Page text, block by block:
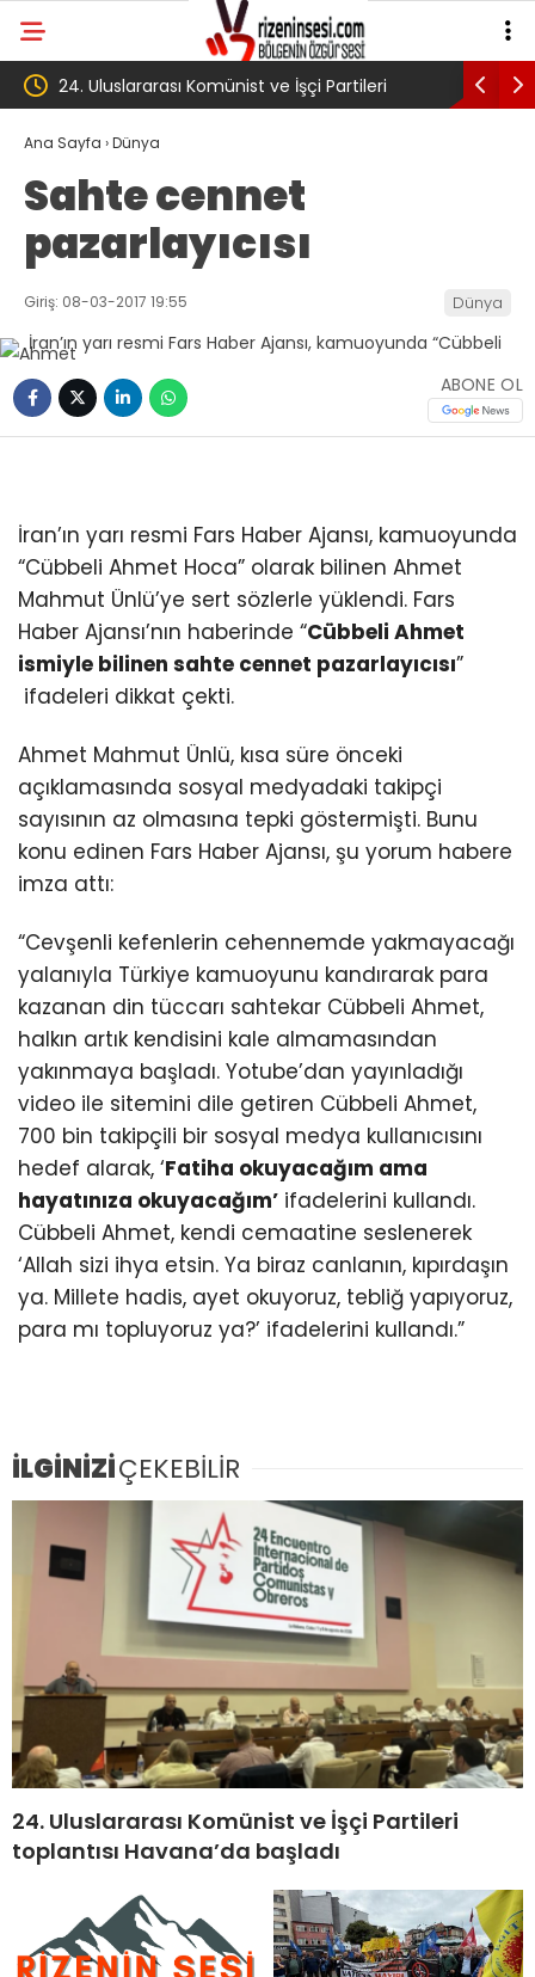
Partileri ‘Çerçeve yasa’ kanun teklifi Adalet
Ana Sayfa ›Dünya
Sahte cennet
pazarlayıcısı
Giriş: 08-03-2017 19:55 Dünya
ABONE OL
İran’ın yarı resmi Fars Haber Ajansı, kamuoyunda
“Cübbeli Ahmet Hoca” olarak bilinen Ahmet
Mahmut Ünlü’ye sert sözlerle yüklendi. Fars
Haber Ajansı’nın haberinde “Cübbeli Ahmet
ismiyle bilinen sahte cennet pazarlayıcısı”
ifadeleri dikkat çekti.
Ahmet Mahmut Ünlü, kısa süre önceki
açıklamasında sosyal medyadaki takipçi
sayısının az olmasına tepki göstermişti. Bunu
konu edinen Fars Haber Ajansı, şu yorum habere
imza attı:
“Cevşenli kefenlerin cehennemde yakmayacağı
yalanıyla Türkiye kamuoyunu kandırarak para
kazanan din tüccarı sahtekar Cübbeli Ahmet,
halkın artık kendisini kale almamasından
yakınmaya başladı. Yotube’dan yayınladığı
video ile sitemini dile getiren Cübbeli Ahmet,
700 bin takipçili bir sosyal medya kullanıcısını
hedef alarak, ‘Fatiha okuyacağım ama
hayatınıza okuyacağım’ ifadelerini kullandı.
Cübbeli Ahmet, kendi cemaatine seslenerek
‘Allah sizi ihya etsin. Ya biraz canlanın, kıpırdaşın
ya. Millete hadis, ayet okuyoruz, tebliğ yapıyoruz,
para mı topluyoruz ya?’ ifadelerini kullandı.”
İLGİNİZİÇEKEBİLİR
24. Uluslararası Komünist ve İşçi Partileri
toplantısı Havana’da başladı